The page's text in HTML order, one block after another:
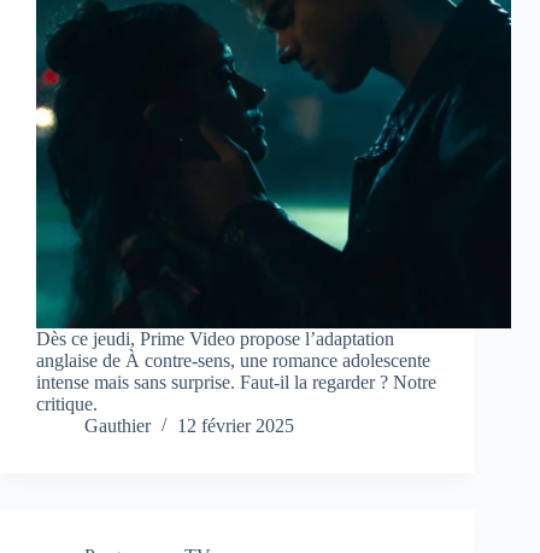
Dès ce jeudi, Prime Video propose l’adaptation
anglaise de À contre-sens, une romance adolescente
intense mais sans surprise. Faut-il la regarder ? Notre
critique.
Gauthier
12 février 2025